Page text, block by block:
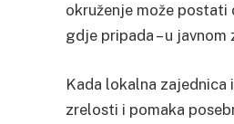
okruženje može postati
gdje pripada – u
Kada lokalna
zrelosti i pomaka